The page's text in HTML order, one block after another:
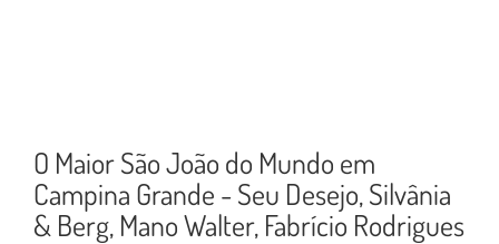
O Maior São João do Mundo em
Campina Grande - Seu Desejo, Silvânia
& Berg, Mano Walter, Fabrício Rodrigues